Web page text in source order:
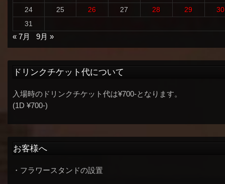
24
25 26 27 28 29
30
31
« 7月
9月 »
ドリンクチケット代について
入場時のドリンクチケット代は¥700-となります。
(1D ¥700-)
お客様へ
・フラワースタンドの設置